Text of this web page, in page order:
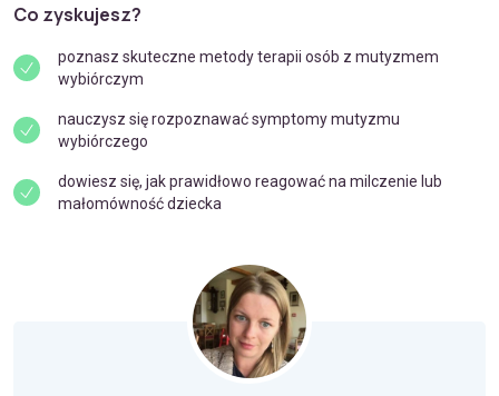
Co zyskujesz?
poznasz skuteczne metody terapii osób z mutyzmem
wybiórczym
nauczysz się rozpoznawać symptomy mutyzmu
wybiórczego
dowiesz się, jak prawidłowo reagować na milczenie lub
małomówność dziecka